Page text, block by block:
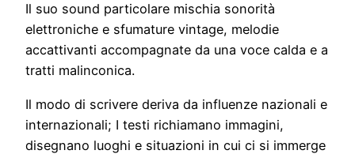
Il suo sound particolare mischia sonorità
elettroniche e sfumature vintage, melodie
accattivanti accompagnate da una voce calda e a
tratti malinconica.
Il modo di scrivere deriva da influenze nazionali e
internazionali; I testi richiamano immagini,
disegnano luoghi e situazioni in cui ci si immerge